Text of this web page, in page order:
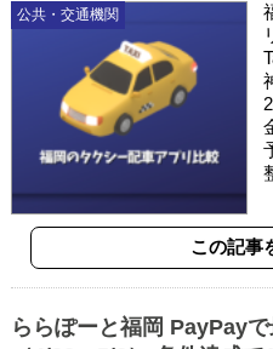
公共・交通機関
この記事
ららぽーと福岡 PayPay